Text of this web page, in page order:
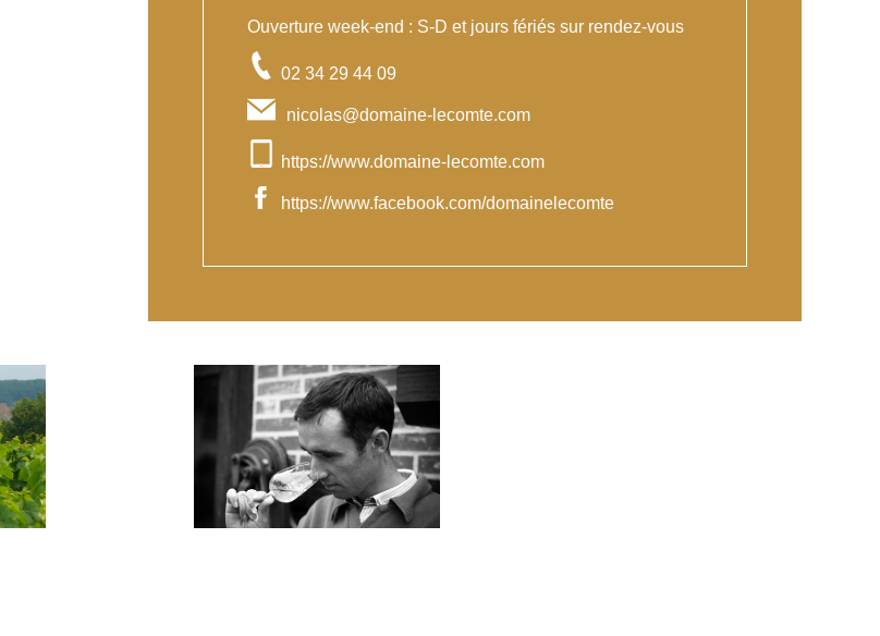
Ouverture week-end : S-D et jours fériés sur rendez-vous
02 34 29 44 09
nicolas@domaine-lecomte.com
https://www.domaine-lecomte.com
https://www.facebook.com/domainelecomte